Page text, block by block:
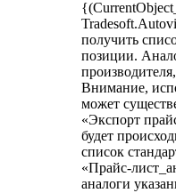
получить
позиции.
Внимание,
может
«Экспорт
будет
список
«Прайс-
аналоги